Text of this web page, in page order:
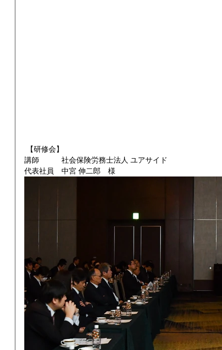
【研修会】
講師　　　社会保険労務士法人 ユアサイド
代表社員　中宮 伸二郎　様